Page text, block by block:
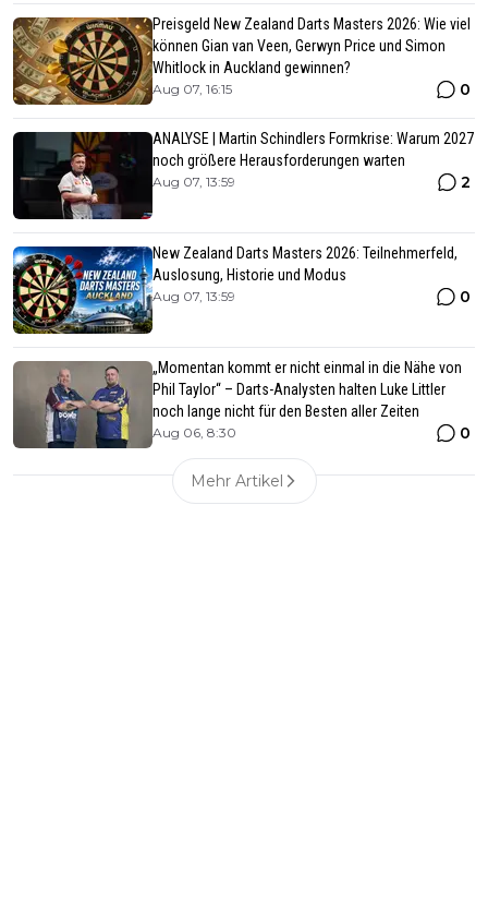
Preisgeld New Zealand Darts Masters 2026: Wie viel
können Gian van Veen, Gerwyn Price und Simon
Whitlock in Auckland gewinnen?
Aug 07, 16:15 0
ANALYSE | Martin Schindlers Formkrise: Warum 2027
noch größere Herausforderungen warten
Aug 07, 13:59 2
New Zealand Darts Masters 2026: Teilnehmerfeld,
Auslosung, Historie und Modus
Aug 07, 13:59 0
„Momentan kommt er nicht einmal in die Nähe von
Phil Taylor“ – Darts-Analysten halten Luke Littler
noch lange nicht für den Besten aller Zeiten
Aug 06, 8:30 0
Mehr Artikel